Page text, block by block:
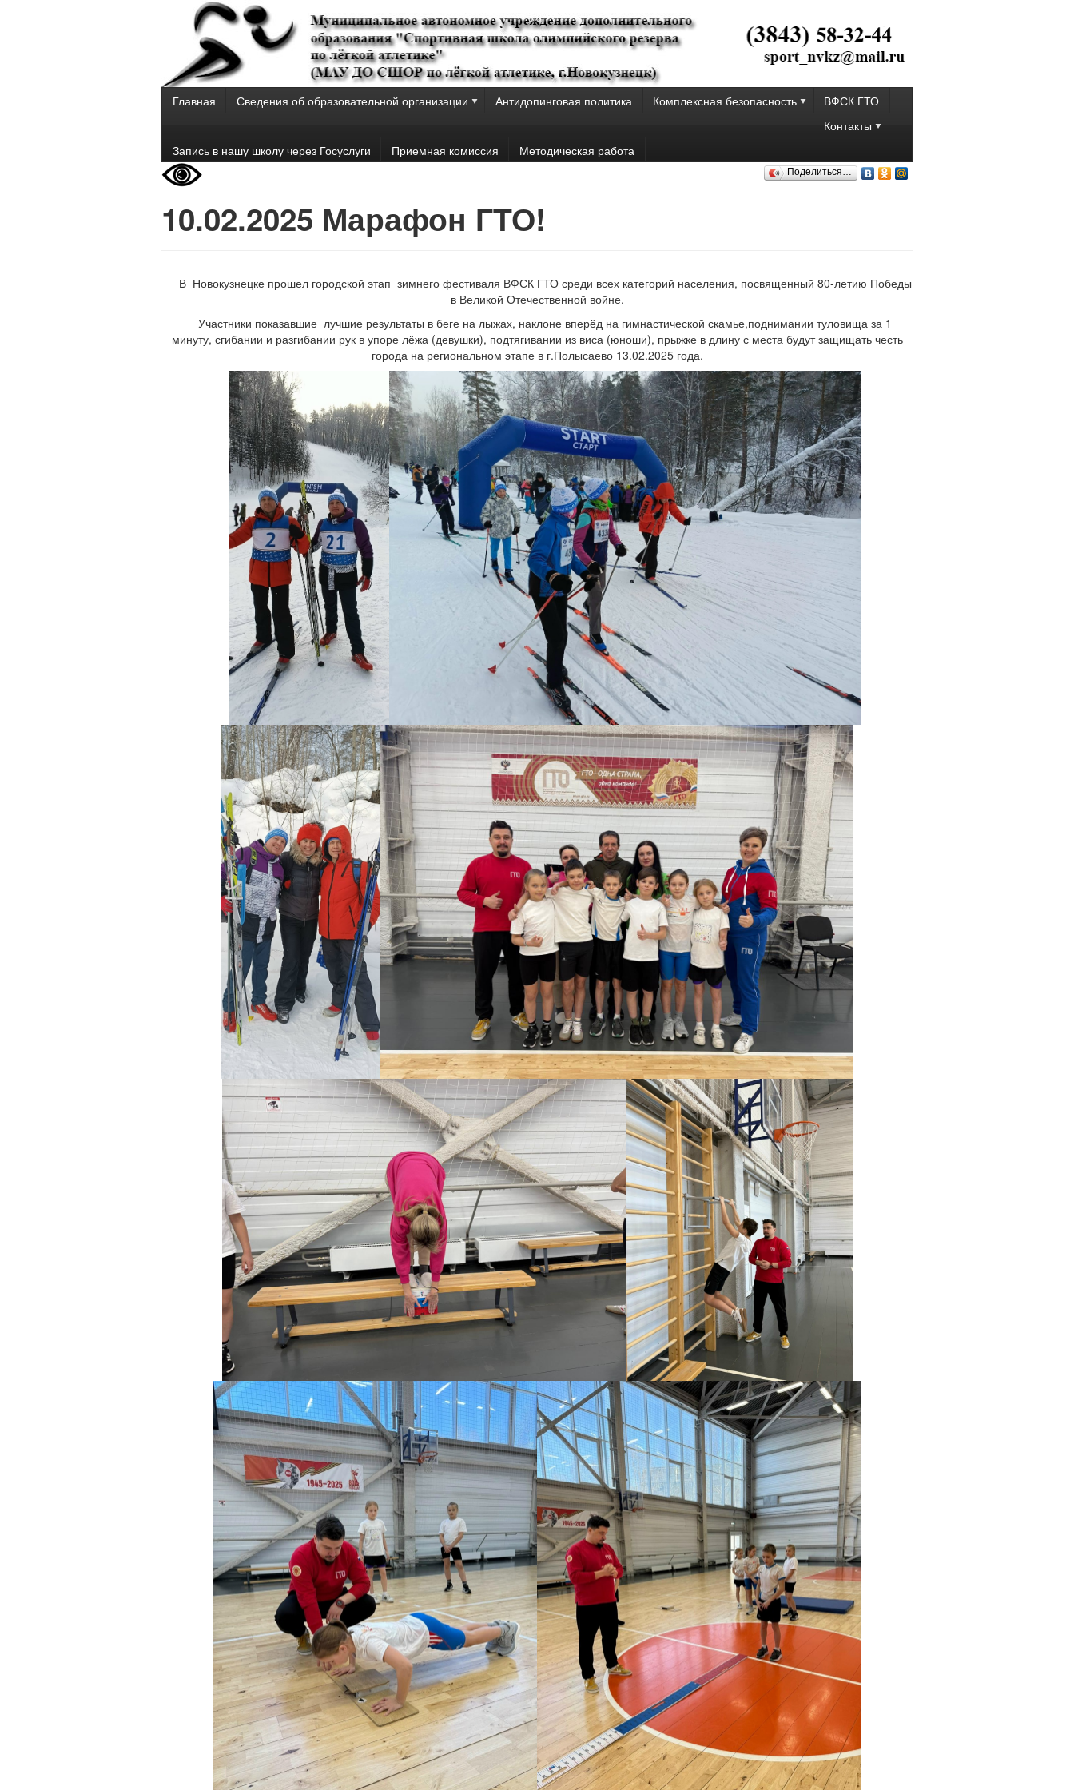
Главная Сведения об образовательной организации Антидопинговая политика Комплексная безопасность
ВФСК ГТО
Контакты
Запись в нашу школу через Госуслуги
Приемная комиссия Методическая работа
Поделиться…
10.02.2025 Марафон ГТО!
В Новокузнецке прошел городской этап зимнего фестиваля ВФСК ГТО среди всех категорий населения, посвященный 80-летию Победы
в Великой Отечественной войне.
Участники показавшие лучшие результаты в беге на лыжах, наклоне вперёд на гимнастической скамье,поднимании туловища за 1
минуту, сгибании и разгибании рук в упоре лёжа (девушки), подтягивании из виса (юноши), прыжке в длину с места будут защищать честь
города на региональном этапе в г.Полысаево 13.02.2025 года.